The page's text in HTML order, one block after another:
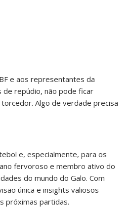
e aos representantes da
de repúdio, não pode ficar
Algo de verdade precisa
e, especialmente, para os
fervoroso e membro ativo do
do mundo do Galo. Com
única e insights valiosos
próximas partidas.